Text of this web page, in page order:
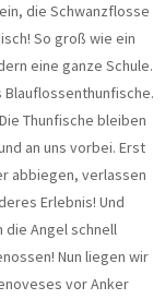
die Schwanzflosse
So groß wie ein
eine ganze Schule.
Thunfische bleiben
an uns vorbei. Erst
abbiegen, verlassen
Erlebnis! Und
die Angel schnell
Nun liegen wir
vor Anker